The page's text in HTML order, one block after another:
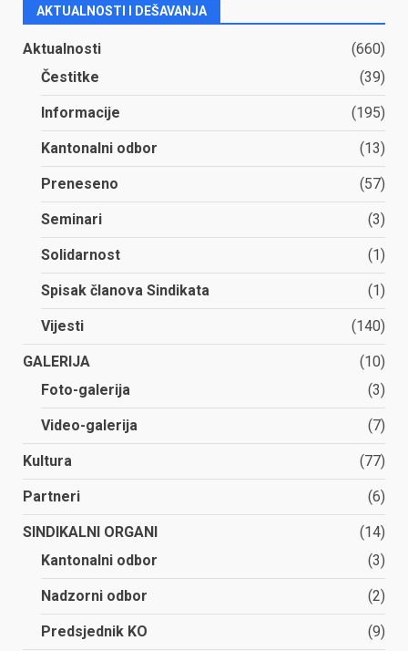
AKTUALNOSTI I DEŠAVANJA
Aktualnosti
(660)
Čestitke
(39)
Informacije (195)
Kantonalni odbor (13)
Preneseno (57)
Seminari (3)
Solidarnost (1)
Spisak članova Sindikata (1)
Vijesti (140)
GALERIJA
(10)
Foto-galerija
(3)
Video-galerija (7)
Kultura (77)
Partneri (6)
SINDIKALNI ORGANI
(14)
Kantonalni odbor
(3)
Nadzorni odbor (2)
Predsjednik KO (9)